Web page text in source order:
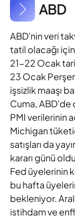
ABD
ABD'nin veri
tatil olacağı için
21-22 Ocak
23 Ocak
işsizlik maaşı
Cuma, ABD'de
PMI verilerinin
Michigan
satışları da
kararı günü
Fed üyelerinin
bu hafta
bekleniyor.
istihdam ve